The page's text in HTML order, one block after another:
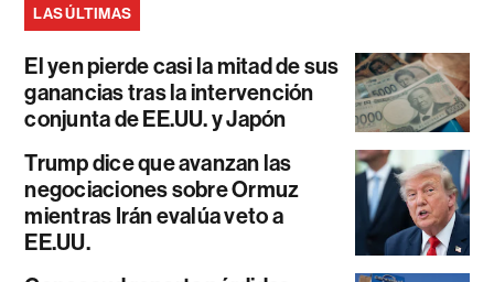
LAS ÚLTIMAS
El yen pierde casi la mitad de sus
ganancias tras la intervención
conjunta de EE.UU. y Japón
Trump dice que avanzan las
negociaciones sobre Ormuz
mientras Irán evalúa veto a
EE.UU.